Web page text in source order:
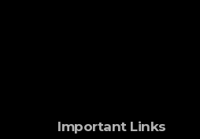
Important Links